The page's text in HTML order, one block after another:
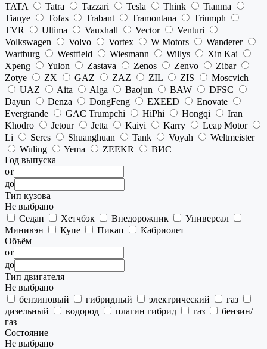
TATA
Tatra Tazzari Tesla Think
Tianma
Tianye
Tofas Trabant Tramontana
Triumph
TVR
Ultima Vauxhall Vector
Venturi
Volkswagen
Volvo Vortex W Motors
Wanderer
Wartburg
Westfield Wiesmann Willys
Xin Kai
Xpeng
Yulon Zastava Zenos Zenvo
Zibar
Zotye
ZX GAZ ZAZ ZIL ZIS
Moscvich
UAZ
Aita Alga Baojun BAW
DFSC
Dayun
Denza DongFeng EXEED
Enovate
Evergrande
GAC Trumpchi HiPhi Hongqi
Iran
Khodro
Jetour Jetta Kaiyi Karry
Leap Motor
Li
Seres Shuanghuan Tank Voyah
Weltmeister
Wuling
Yema ZEEKR
ВИС
Год выпуска
от
до
Тип кузова
Не выбрано
Седан
Хетчбэк Внедорожник
Универсал
Минивэн
Купе Пикап
Кабриолет
Объём
от
до
Тип двигателя
Не выбрано
бензиновый
гибридный электрический
газ
дизельный
водород плагин гибрид газ
бензин/
газ
Состояние
Не выбрано